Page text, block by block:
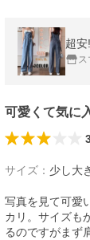
超
ス
可愛くて気に
サイズ ： 少し大
写真を見て可愛
カリ。サイズも
るのですがまず